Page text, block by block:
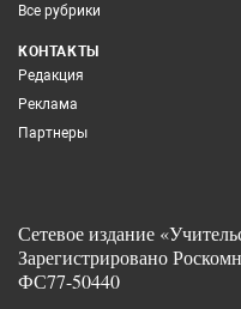
Все рубрики
КОНТАКТЫ
Редакция
Реклама
Партнеры
Сетевое издание
Зарегистрировано
ФС77-50440